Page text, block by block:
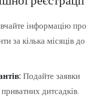
інформацію про
за кілька місяців до
Подайте заявки
дитсадків.